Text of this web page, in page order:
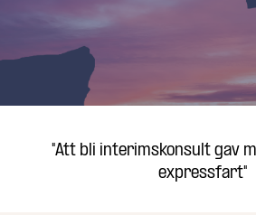
"Att bli interimskonsult gav
expressfart"